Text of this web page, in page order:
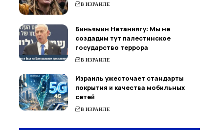
В ИЗРАИЛЕ
Биньямин Нетаниягу: Мы не
создадим тут палестинское
государство террора
В ИЗРАИЛЕ
Израиль ужесточает стандарты
покрытия и качества мобильных
сетей
В ИЗРАИЛЕ